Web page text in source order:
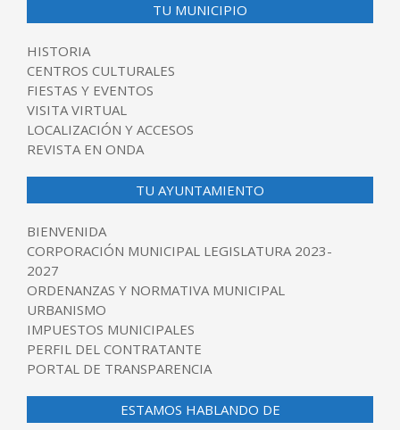
TU MUNICIPIO
HISTORIA
CENTROS CULTURALES
FIESTAS Y EVENTOS
VISITA VIRTUAL
LOCALIZACIÓN Y ACCESOS
REVISTA EN ONDA
TU AYUNTAMIENTO
BIENVENIDA
CORPORACIÓN MUNICIPAL LEGISLATURA 2023-
2027
ORDENANZAS Y NORMATIVA MUNICIPAL
URBANISMO
IMPUESTOS MUNICIPALES
PERFIL DEL CONTRATANTE
PORTAL DE TRANSPARENCIA
ESTAMOS HABLANDO DE